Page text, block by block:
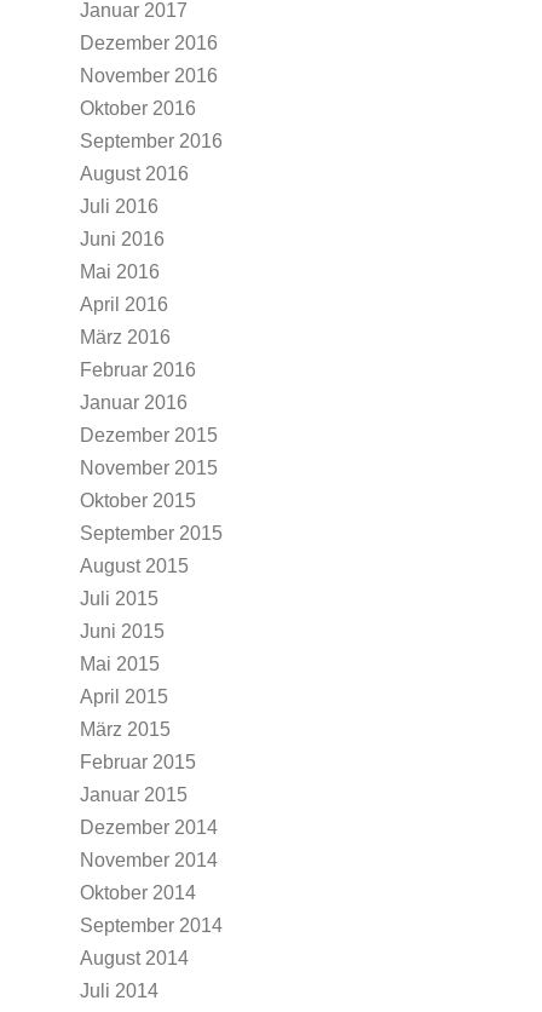
Januar 2017
Dezember 2016
November 2016
Oktober 2016
September 2016
August 2016
Juli 2016
Juni 2016
Mai 2016
April 2016
März 2016
Februar 2016
Januar 2016
Dezember 2015
November 2015
Oktober 2015
September 2015
August 2015
Juli 2015
Juni 2015
Mai 2015
April 2015
März 2015
Februar 2015
Januar 2015
Dezember 2014
November 2014
Oktober 2014
September 2014
August 2014
Juli 2014